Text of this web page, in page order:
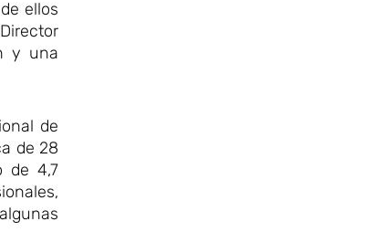
ellos
y una
de
de 28
de 4,7